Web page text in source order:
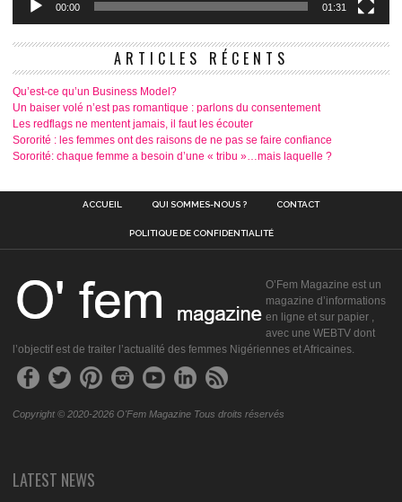
00:00 01:31
ARTICLES RÉCENTS
Qu’est-ce qu’un Business Model?
Un baiser volé n’est pas romantique : parlons du consentement
Les redflags ne mentent jamais, il faut les écouter
Sororité : les femmes ont des raisons de ne pas se faire confiance
Sororité: chaque femme a besoin d’une « tribu »…mais laquelle ?
ACCUEIL QUI SOMMES-NOUS ? CONTACT
POLITIQUE DE CONFIDENTIALITÉ
O’Fem Magazine est un
magazine d’informations
en ligne et sur papier ,
avec une WEBTV dont
l’objectif est de traiter l’actualité des femmes Nigériennes et Africaines.
Copyright © 2020-2026 O'Fem Magazine Tous droits réservés
LATEST NEWS